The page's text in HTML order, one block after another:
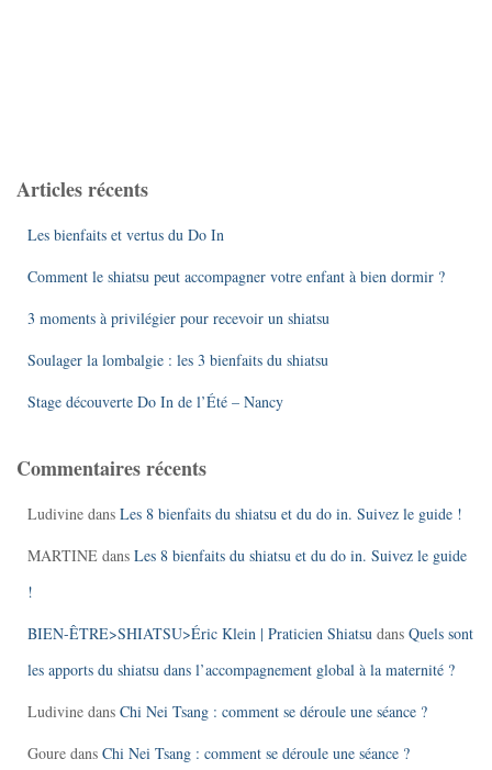
Articles récents
Les bienfaits et vertus du Do In
Comment le shiatsu peut accompagner votre enfant à bien dormir ?
3 moments à privilégier pour recevoir un shiatsu
Soulager la lombalgie : les 3 bienfaits du shiatsu
Stage découverte Do In de l’Été – Nancy
Commentaires récents
Ludivine dans Les 8 bienfaits du shiatsu et du do in. Suivez le guide !
MARTINE dans Les 8 bienfaits du shiatsu et du do in. Suivez le guide
!
BIEN-ÊTRE>SHIATSU>Éric Klein | Praticien Shiatsu dans Quels sont
les apports du shiatsu dans l’accompagnement global à la maternité ?
Ludivine dans Chi Nei Tsang : comment se déroule une séance ?
Goure dans Chi Nei Tsang : comment se déroule une séance ?